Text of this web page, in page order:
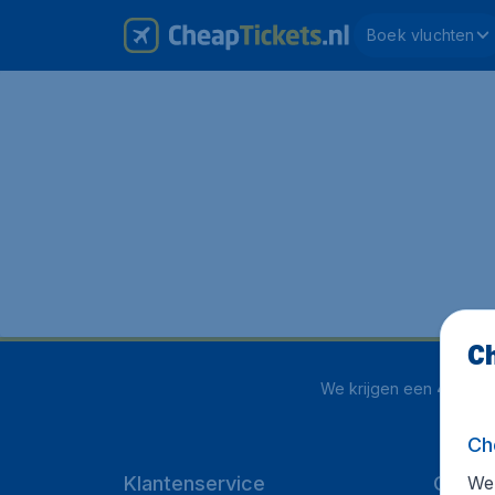
Boek vluchten
We krijgen een 4 uit 5
Klantenservice